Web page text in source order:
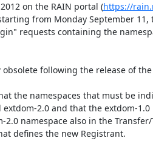
on the RAIN portal (https://
from Monday September 11,
requests containing the
obsolete following the release of
the namespaces that must be
2.0 and that the extdom-
namespace also in the
defines the new Registrant.